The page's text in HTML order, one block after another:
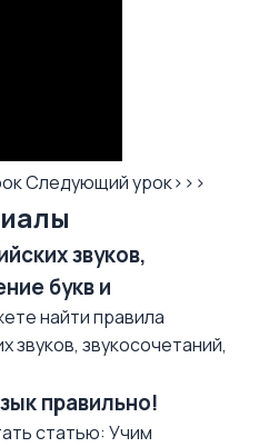
Следующий урок>>>
звуков,
букв и
найти правила
звуков, звукосочетаний,
правильно!
статью: Учим